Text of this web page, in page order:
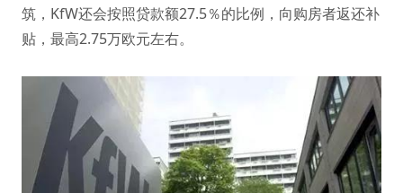
筑，KfW还会按照贷款额27.5％的比例，向购房者返还补
贴，最高2.75万欧元左右。